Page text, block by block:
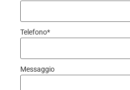
Telefono*
Messaggio